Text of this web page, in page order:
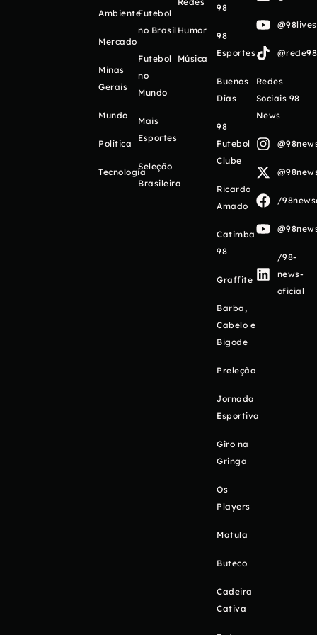
Ambiente
Mercado
Minas
Gerais
Mundo
Política
Tecnologia
Futebol
no Brasil
Futebol
no
Mundo
Mais
Esportes
Seleção
Brasileira
Humor
Música
98
98
Esportes
Buenos
Días
98
Futebol
Clube
Ricardo
Amado
Catimba
98
Graffite
Barba,
Cabelo e
Bigode
Preleção
Jornada
Esportiva
Giro na
Gringa
Os
Players
Matula
Buteco
Cadeira
Cativa
Redes
Sociais 98
News
/
/98-
news-
oficial